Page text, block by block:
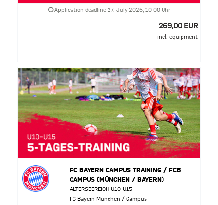
Application deadline 27. July 2026, 10:00 Uhr
269,00 EUR
incl. equipment
FC BAYERN CAMPUS TRAINING / FCB
CAMPUS (MÜNCHEN / BAYERN)
ALTERSBEREICH U10-U15
FC Bayern München / Campus